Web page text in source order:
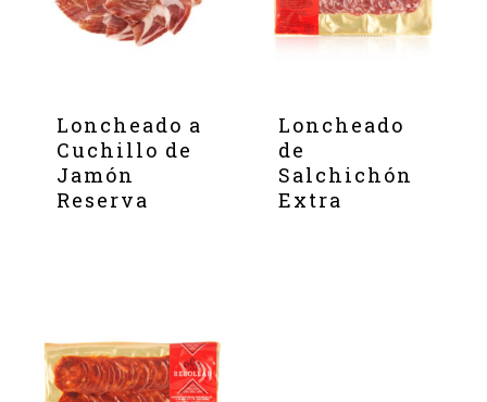
Loncheado a
Cuchillo de
Jamón
Reserva
Loncheado
de
Salchichón
Extra